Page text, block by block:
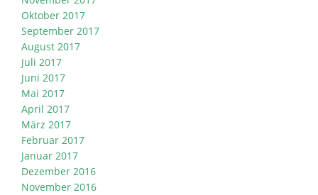
Oktober 2017
September 2017
August 2017
Juli 2017
Juni 2017
Mai 2017
April 2017
März 2017
Februar 2017
Januar 2017
Dezember 2016
November 2016